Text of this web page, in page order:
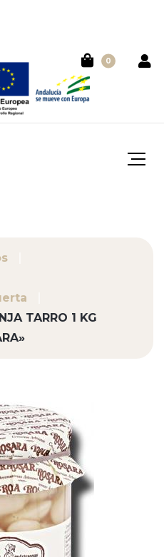
0
TARRO 1 KG